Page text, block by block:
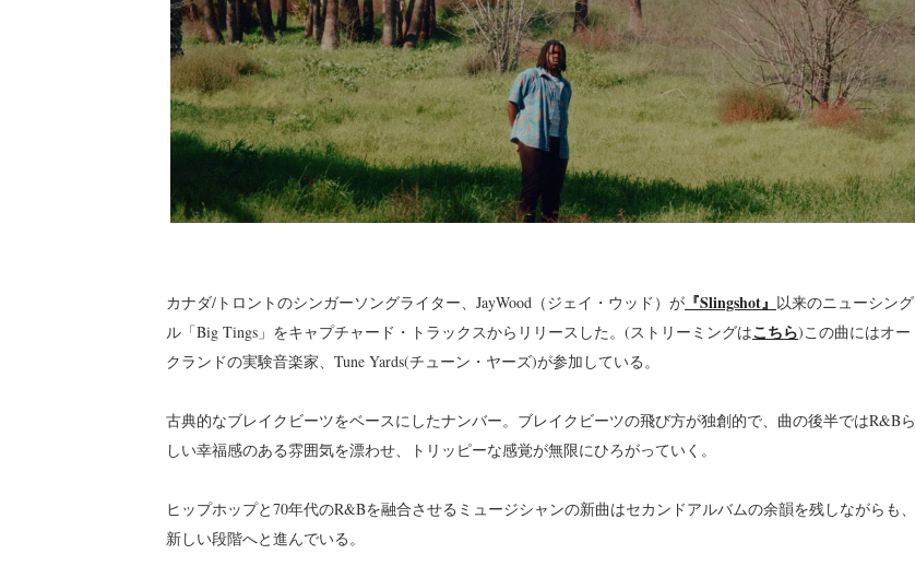
カナダ/トロントのシンガーソングライター、JayWood（ジェイ・ウッド）が 『Slingshot』 以来のニューシング
ル「Big Tings」をキャプチャード・トラックスからリリースした。(ストリーミングはこちら)この曲にはオー
クランドの実験音楽家、Tune Yards(チューン・ヤーズ)が参加している。
古典的なブレイクビーツをベースにしたナンバー。ブレイクビーツの飛び方が独創的で、曲の後半ではR&Bら
しい幸福感のある雰囲気を漂わせ、トリッピーな感覚が無限にひろがっていく。
ヒップホップと70年代のR&Bを融合させるミュージシャンの新曲はセカンドアルバムの余韻を残しながらも、
新しい段階へと進んでいる。